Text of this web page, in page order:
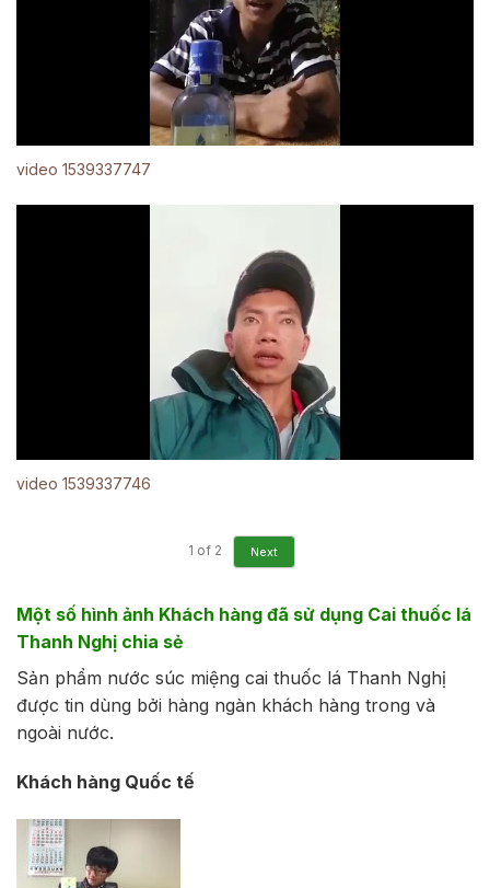
video 1539337747
video 1539337746
1 of 2 Next
Một số hình ảnh Khách hàng đã sử dụng Cai thuốc lá
Thanh Nghị chia sẻ
Sản phẩm nước súc miệng cai thuốc lá Thanh Nghị
được tin dùng bởi hàng ngàn khách hàng trong và
ngoài nước.
Khách hàng Quốc tế